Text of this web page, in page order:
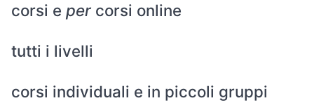
corsi e per corsi online
tutti i livelli
corsi individuali e in piccoli gruppi